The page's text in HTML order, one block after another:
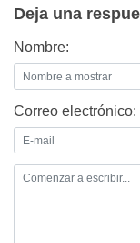
Deja una
Nombre:
Correo electrónico: